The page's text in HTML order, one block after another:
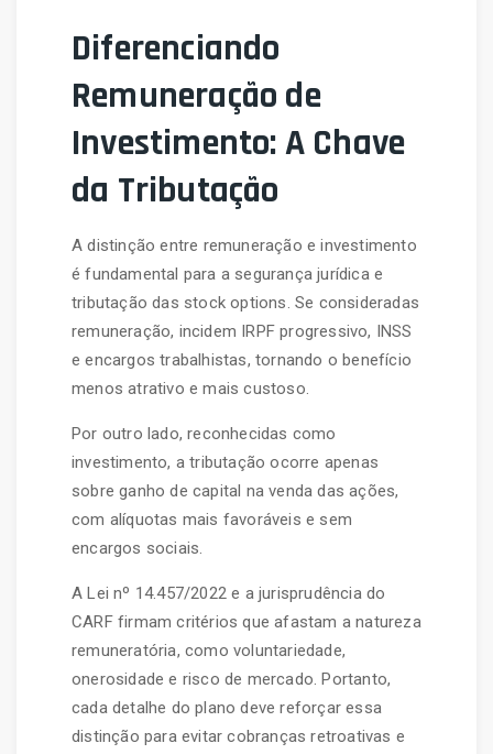
Diferenciando
Remuneração de
Investimento: A Chave
da Tributação
A distinção entre remuneração e investimento
é fundamental para a segurança jurídica e
tributação das stock options. Se consideradas
remuneração, incidem IRPF progressivo, INSS
e encargos trabalhistas, tornando o benefício
menos atrativo e mais custoso.
Por outro lado, reconhecidas como
investimento, a tributação ocorre apenas
sobre ganho de capital na venda das ações,
com alíquotas mais favoráveis e sem
encargos sociais.
A Lei nº 14.457/2022 e a jurisprudência do
CARF firmam critérios que afastam a natureza
remuneratória, como voluntariedade,
onerosidade e risco de mercado. Portanto,
cada detalhe do plano deve reforçar essa
distinção para evitar cobranças retroativas e